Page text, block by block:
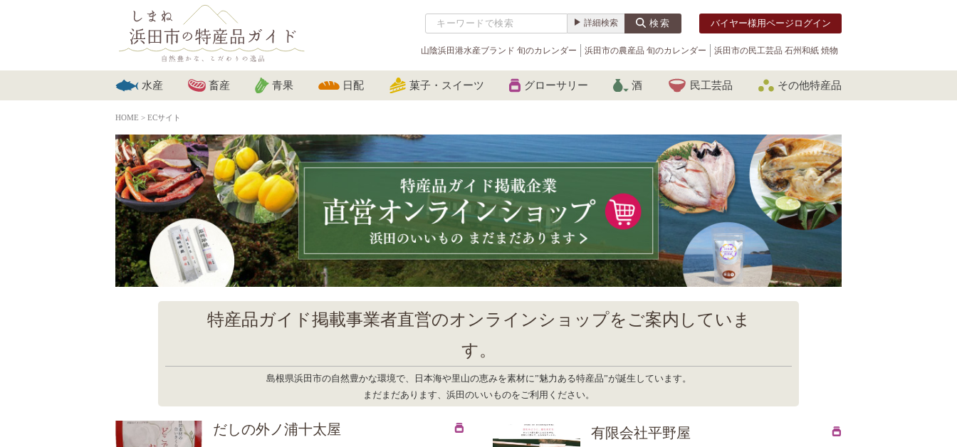
詳細検索 検索 バイヤー様用ページログイン
山陰浜田港水産ブランド 旬のカレンダー 浜田市の農産品 旬のカレンダー 浜田市の民工芸品 石州和紙 焼物
水産 畜産 青果 日配 菓子・スイーツ グローサリー 酒 民工芸品 その他特産品
HOME > ECサイト
特産品ガイド掲載事業者直営のオンラインショップをご案内していま
す。
島根県浜田市の自然豊かな環境で、日本海や里山の恵みを素材に”魅力ある特産品”が誕生しています。
まだまだあります、浜田のいいものをご利用ください。
だしの外ノ浦十太屋 有限会社平野屋